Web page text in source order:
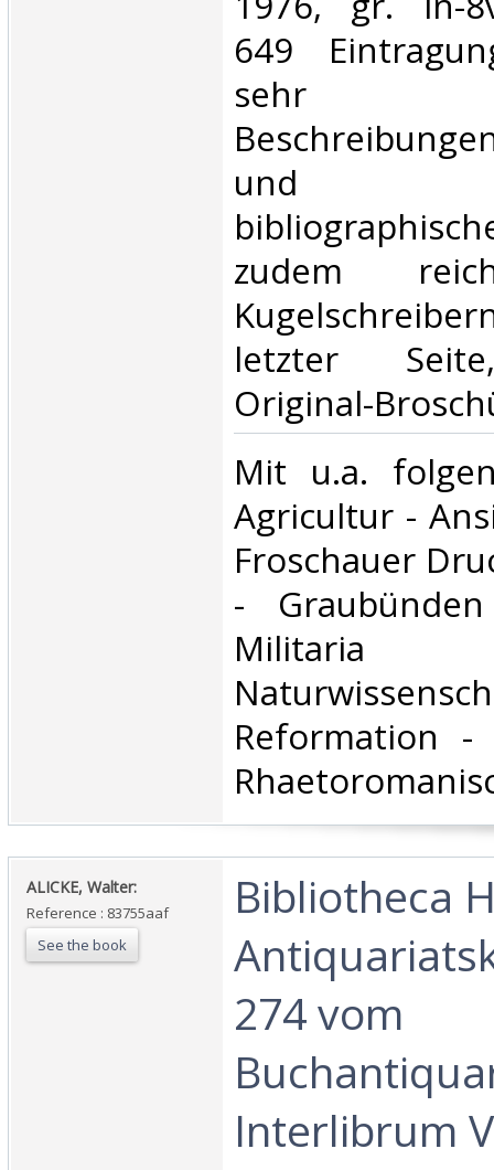
649
sehr
und
zudem
letzter
Original-
‎Mit u.a.
Agricultur -
Froschauer
-
Reformation -
‎ALICKE, Walter:‎
Reference : 83755aaf
See the book
‎Bibliotheca
274 vom
Interlibrum